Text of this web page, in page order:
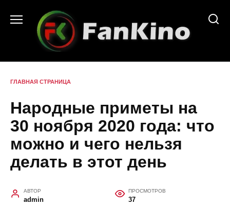
содержанию
ГЛАВНАЯ СТРАНИЦА
Народные приметы на
30 ноября 2020 года: что
можно и чего нельзя
делать в этот день
АВТОР
admin
ПРОСМОТРОВ
37